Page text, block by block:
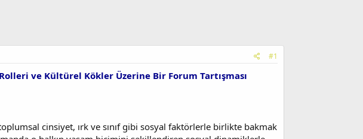
#1
ve Kültürel Kökler Üzerine Bir Forum Tartışması
cinsiyet, ırk ve sınıf gibi sosyal faktörlerle birlikte bakmak